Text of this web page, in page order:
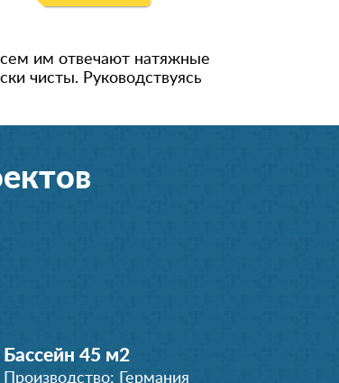
им отвечают натяжные
чисты. Руководствуясь
Бассейн 45 м2
Производство: Германия